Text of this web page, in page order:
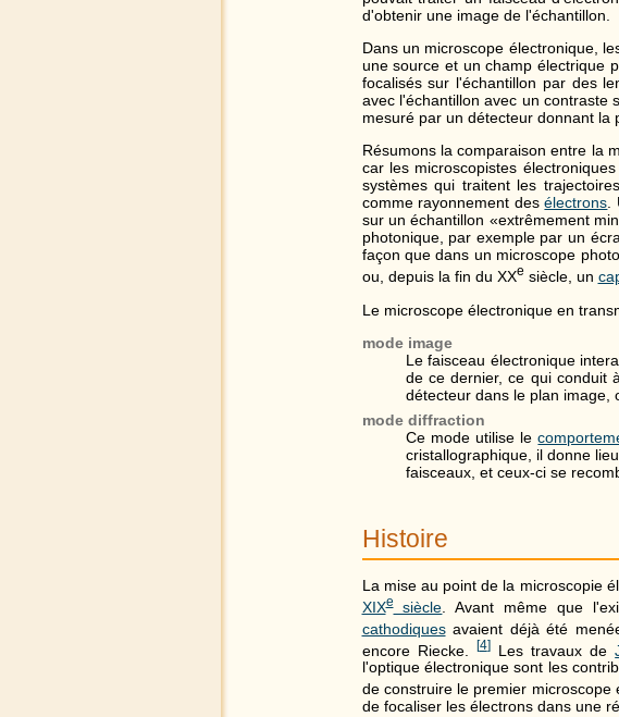
d'obtenir une image de l'échantillon.
Dans un microscope électronique,
une source et un champ électrique
focalisés sur l'échantillon par des
avec l'échantillon avec un contraste
mesuré par un détecteur donnant la
Résumons la comparaison entre la
car les microscopistes
systèmes qui traitent les
comme rayonnement desélectrons.
sur un échantillon «extrêmement
photonique, par exemple par un
façon que dans un microscope
ou, depuis la fin du XXe siècle, un
Le microscope électronique en
mode image
Le faisceau électronique
de ce dernier, ce qui conduit
détecteur dans le plan image,
mode diffraction
Ce mode utilise le
cristallographique, il donne
faisceaux, et ceux-ci se
Histoire
La mise au point de la microscopie
XIXesiècle . Avant même que
cathodiquesavaient déjà été
encore Riecke. [4]Les travaux de
l'optique électronique sont les
de construire le premier microscope
de focaliser les électrons dans une